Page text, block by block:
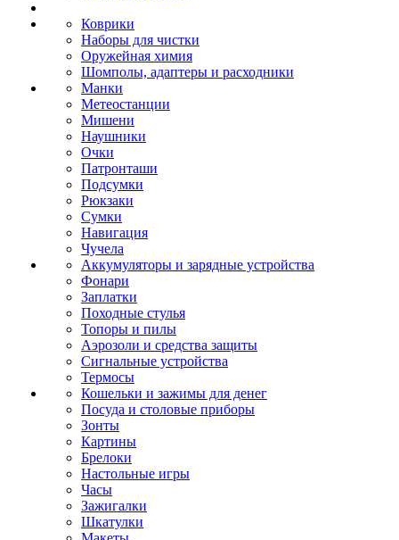
Коврики
Наборы для чистки
Оружейная химия
Шомполы, адаптеры и расходники
Манки
Метеостанции
Мишени
Наушники
Очки
Патронташи
Подсумки
Рюкзаки
Сумки
Навигация
Чучела
Аккумуляторы и зарядные устройства
Фонари
Заплатки
Походные стулья
Топоры и пилы
Аэрозоли и средства защиты
Сигнальные устройства
Термосы
Кошельки и зажимы для денег
Посуда и столовые приборы
Зонты
Картины
Брелоки
Настольные игры
Часы
Зажигалки
Шкатулки